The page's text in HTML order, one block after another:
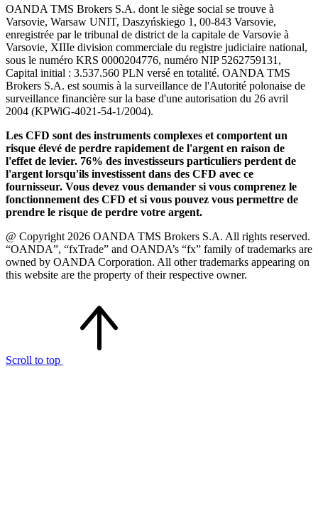
OANDA TMS Brokers S.A. dont le siège social se trouve à
Varsovie, Warsaw UNIT, Daszyńskiego 1, 00-843 Varsovie,
enregistrée par le tribunal de district de la capitale de Varsovie à
Varsovie, XIIIe division commerciale du registre judiciaire national,
sous le numéro KRS 0000204776, numéro NIP 5262759131,
Capital initial : 3.537.560 PLN versé en totalité. OANDA TMS
Brokers S.A. est soumis à la surveillance de l'Autorité polonaise de
surveillance financière sur la base d'une autorisation du 26 avril
2004 (KPWiG-4021-54-1/2004).
Les CFD sont des instruments complexes et comportent un
risque élevé de perdre rapidement de l'argent en raison de
l'effet de levier. 76% des investisseurs particuliers perdent de
l'argent lorsqu'ils investissent dans des CFD avec ce
fournisseur. Vous devez vous demander si vous comprenez le
fonctionnement des CFD et si vous pouvez vous permettre de
prendre le risque de perdre votre argent.
@ Copyright 2026 OANDA TMS Brokers S.A. All rights reserved.
“OANDA”, “fxTrade” and OANDA’s “fx” family of trademarks are
owned by OANDA Corporation. All other trademarks appearing on
this website are the property of their respective owner.
Scroll to top